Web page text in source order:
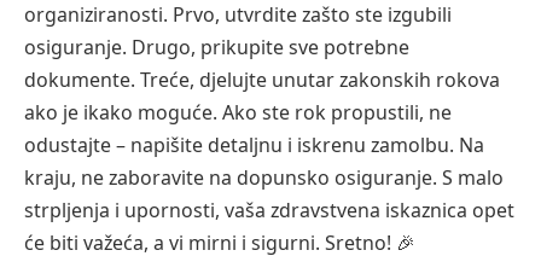
organiziranosti. Prvo, utvrdite zašto ste izgubili
osiguranje. Drugo, prikupite sve potrebne
dokumente. Treće, djelujte unutar zakonskih rokova
ako je ikako moguće. Ako ste rok propustili, ne
odustajte – napišite detaljnu i iskrenu zamolbu. Na
kraju, ne zaboravite na dopunsko osiguranje. S malo
strpljenja i upornosti, vaša zdravstvena iskaznica opet
će biti važeća, a vi mirni i sigurni. Sretno! 🎉